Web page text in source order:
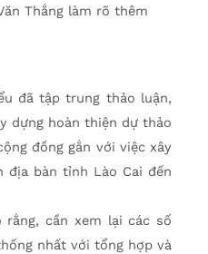
Thắng làm rõ thêm
đã tập trung thảo luận,
dựng hoàn thiện dự thảo
đồng gắn với việc xây
địa bàn tỉnh Lào Cai đến
cần xem lại các số
nhất với tổng hợp và